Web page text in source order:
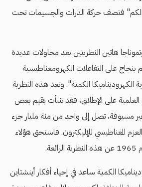
الكم" فتصف حركة الذرات والجسيمات تحت
هاتين النظريتين بعد محاولات عديدة
بنجاح على التفاعلات الكهرومغناطيسية
الكهروديناميكا الكمية". وتعد هذه النظرية
على الإطلاق، فقد تنبأت بقيم بعض
غير مسبوقة، تصل إلى واحد من مئة مليار جزء
المغناطيسي للإليكترون. فاستحق هؤلاء
الكمية ساعد في إحياء أفكار أينشتاين